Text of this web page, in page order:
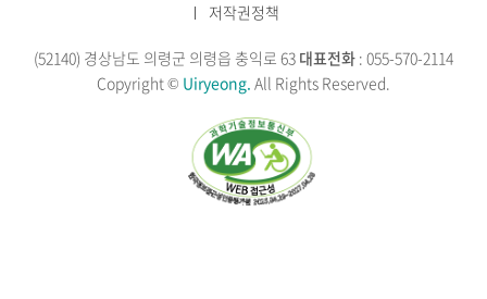
저작권정책
(52140) 경상남도 의령군 의령읍 충익로 63 대표전화 : 055-570-2114
Copyright © Uiryeong. All Rights Reserved.